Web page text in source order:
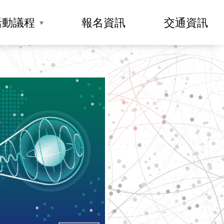
議程 報名資訊 交通資訊